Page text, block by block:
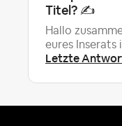
Titel? ✍️
Hallo
eures Inserats
Letzte